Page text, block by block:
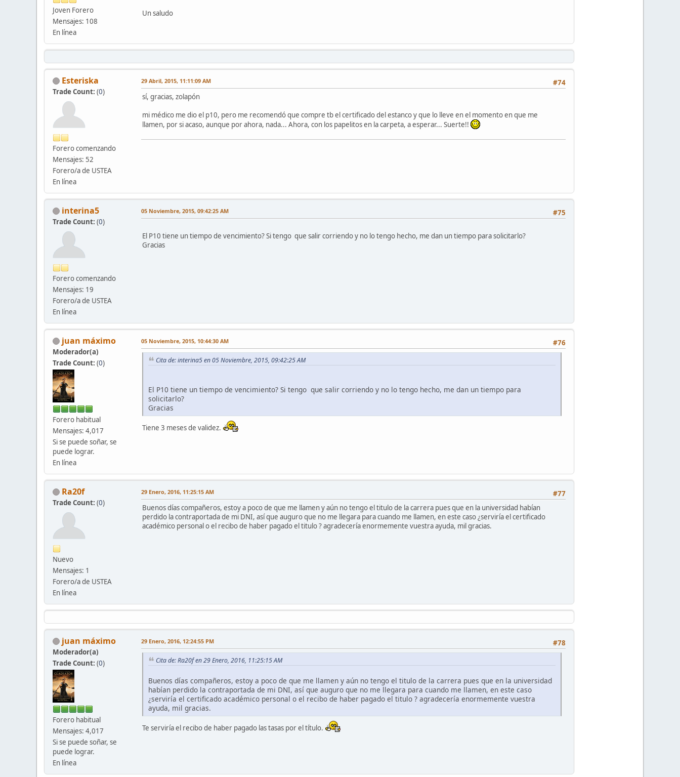
Joven Forero
Mensajes: 108
En línea
Un saludo
Esteriska
Trade Count: (0)
Forero comenzando
Mensajes: 52
Forero/a de USTEA
En línea
#74
29 Abril, 2015, 11:11:09 AM
sí, gracias, zolapón
mi médico me dio el p10, pero me recomendó que compre tb el certificado del estanco y que lo lleve en el momento en que me
llamen, por si acaso, aunque por ahora, nada... Ahora, con los papelitos en la carpeta, a esperar... Suerte!!
interina5
Trade Count: (0)
Forero comenzando
Mensajes: 19
Forero/a de USTEA
En línea
#75
05 Noviembre, 2015, 09:42:25 AM
El P10 tiene un tiempo de vencimiento? Si tengo que salir corriendo y no lo tengo hecho, me dan un tiempo para solicitarlo?
Gracias
juan máximo
Moderador(a)
Trade Count: (0)
Forero habitual
Mensajes: 4,017
Si se puede soñar, se
puede lograr.
En línea
#76
05 Noviembre, 2015, 10:44:30 AM
Cita de: interina5 en 05 Noviembre, 2015, 09:42:25 AM
El P10 tiene un tiempo de vencimiento? Si tengo que salir corriendo y no lo tengo hecho, me dan un tiempo para
solicitarlo?
Gracias
Tiene 3 meses de validez.
Ra20f
Trade Count: (0)
Nuevo
Mensajes: 1
Forero/a de USTEA
En línea
#77
29 Enero, 2016, 11:25:15 AM
Buenos días compañeros, estoy a poco de que me llamen y aún no tengo el titulo de la carrera pues que en la universidad habían
perdido la contraportada de mi DNI, así que auguro que no me llegara para cuando me llamen, en este caso ¿serviría el certificado
académico personal o el recibo de haber pagado el titulo ? agradecería enormemente vuestra ayuda, mil gracias.
juan máximo
Moderador(a)
Trade Count: (0)
Forero habitual
Mensajes: 4,017
Si se puede soñar, se
puede lograr.
En línea
#78
29 Enero, 2016, 12:24:55 PM
Cita de: Ra20f en 29 Enero, 2016, 11:25:15 AM
Buenos días compañeros, estoy a poco de que me llamen y aún no tengo el titulo de la carrera pues que en la universidad
habían perdido la contraportada de mi DNI, así que auguro que no me llegara para cuando me llamen, en este caso
¿serviría el certificado académico personal o el recibo de haber pagado el titulo ? agradecería enormemente vuestra
ayuda, mil gracias.
Te serviría el recibo de haber pagado las tasas por el título.